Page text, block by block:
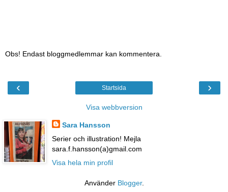
Obs! Endast bloggmedlemmar kan kommentera.
‹ ›
Startsida
Visa webbversion
Sara Hansson
Serier och illustration! Mejla
sara.f.hansson(a)gmail.com
Visa hela min profil
Använder Blogger.